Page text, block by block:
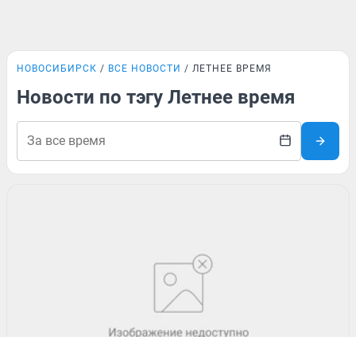
НОВОСИБИРСК ВСЕ НОВОСТИ ЛЕТНЕЕ ВРЕМЯ
Новости по тэгу Летнее время